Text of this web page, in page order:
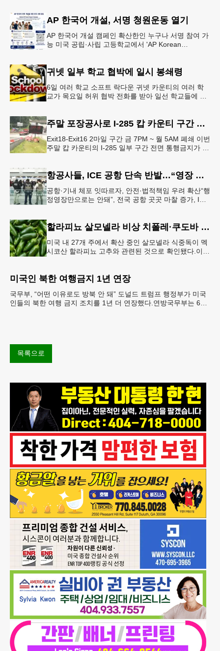
AP 한국어 개설, 서명 청원운동 열기
AP 한국어 개설 캠페인 확산한인 누구나 서명 참여 가
능 미국 공립·사립 고등학교에서 'AP Korean
귀넷 일부 학교 협박에 일시 봉쇄령
6일 여러 학교 소프트 락다운 귀넷 카운티의 여러 학
교가 목요일 허위 협박 전화를 받아 일선 학교들에 일
주말 포장공사로 I-285 캅 카운티 구간 통행금지
Exit18-Exit16 2마일 구간 금 7PM ~ 월 5AM 폐쇄 이번
주말 캅 카운티의 I-285 일부 구간 전면 통행금지가 시
항공사들, ICE 공항 단속 반발…“영장 없인 협조 불가”
공항·기내 체포 잇따르자, 안전·법적책임 우려 확산“행
정영장만으로는 안돼”, 전국 공항 곳곳 마찰 증가, ICE
할라피뇨 살모넬라 비상 치폴레·쿠도바 긴급 회수
미국 내 27개 주에서 확산 중인 살모넬라 식중독이 멕
시코산 할라피뇨 고추와 관련된 것으로 확인됐다.이에
미국인 북한 여행금지 1년 연장
국무부, “어떤 이유로도 방북 안 돼” 도널드 트럼프 행정부가 미국
인들의 북한 여행 금지 조치를 1년 더 연장했다.연방국무부는 6일
목록으로